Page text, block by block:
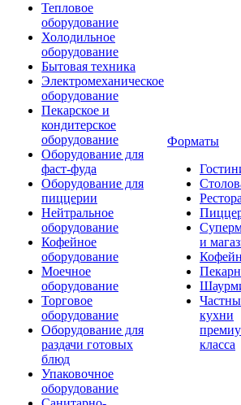
Тепловое
оборудование
Холодильное
оборудование
Бытовая техника
Электромеханическое
оборудование
Пекарское и
кондитерское
оборудование
Оборудование для
фаст-фуда
Оборудование для
пиццерии
Нейтральное
оборудование
Кофейное
оборудование
Моечное
оборудование
Торговое
оборудование
Оборудование для
раздачи готовых
блюд
Упаковочное
оборудование
Форматы
и
кухни
класса